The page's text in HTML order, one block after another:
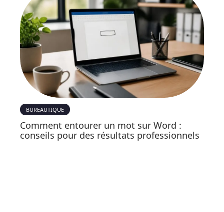
BUREAUTIQUE
Comment entourer un mot sur Word :
conseils pour des résultats professionnels